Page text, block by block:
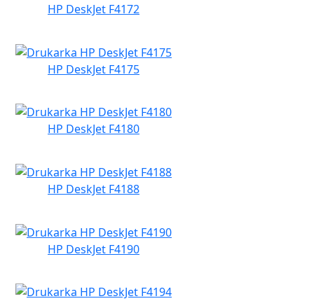
HP DeskJet F4172
HP DeskJet F4175
HP DeskJet F4180
HP DeskJet F4188
HP DeskJet F4190